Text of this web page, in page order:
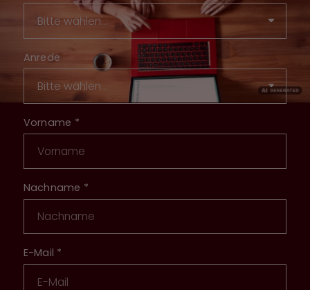
Anrede
Vorname *
Nachname *
E-Mail *